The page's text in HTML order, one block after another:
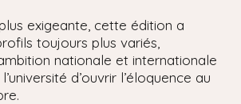
exigeante, cette édition a
toujours plus variés,
nationale et internationale
d’ouvrir l’éloquence au